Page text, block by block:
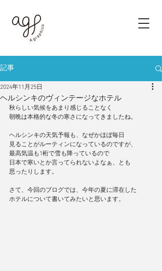
記事
ヘルシンキのヴィンテージなホテル
2024年11月25日
秋らしい気候をあまり感じることなく
朝晩は本格的な冬の寒さになってきましたね。
ヘルシンキの天気予報も、なぜかほぼ毎日
見ることがルーティンになっているのですが、
最高気温も1桁で雪も降っているので
日本で寒いとか言ってられないよなぁ、とも
思ったりします。
さて、今回のブログでは、今年の夏に滞在した
ホテルについて書いてみたいと思います。